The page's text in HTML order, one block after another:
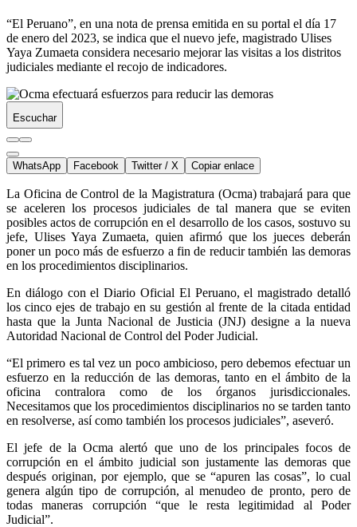
“El Peruano”, en una nota de prensa emitida en su portal el día 17
de enero del 2023, se indica que el nuevo jefe, magistrado Ulises
Yaya Zumaeta considera necesario mejorar las visitas a los distritos
judiciales mediante el recojo de indicadores.
Escuchar
WhatsApp Facebook Twitter / X Copiar enlace
La Oficina de Control de la Magistratura (Ocma) trabajará para que
se aceleren los procesos judiciales de tal manera que se eviten
posibles actos de corrupción en el desarrollo de los casos, sostuvo su
jefe, Ulises Yaya Zumaeta, quien afirmó que los jueces deberán
poner un poco más de esfuerzo a fin de reducir también las demoras
en los procedimientos disciplinarios.
En diálogo con el Diario Oficial El Peruano, el magistrado detalló
los cinco ejes de trabajo en su gestión al frente de la citada entidad
hasta que la Junta Nacional de Justicia (JNJ) designe a la nueva
Autoridad Nacional de Control del Poder Judicial.
“El primero es tal vez un poco ambicioso, pero debemos efectuar un
esfuerzo en la reducción de las demoras, tanto en el ámbito de la
oficina contralora como de los órganos jurisdiccionales.
Necesitamos que los procedimientos disciplinarios no se tarden tanto
en resolverse, así como también los procesos judiciales”, aseveró.
El jefe de la Ocma alertó que uno de los principales focos de
corrupción en el ámbito judicial son justamente las demoras que
después originan, por ejemplo, que se “apuren las cosas”, lo cual
genera algún tipo de corrupción, al menudeo de pronto, pero de
todas maneras corrupción “que le resta legitimidad al Poder
Judicial”.